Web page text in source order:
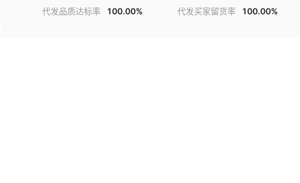
代发品质达标率 100.00% 代发买家留货率
100.00%